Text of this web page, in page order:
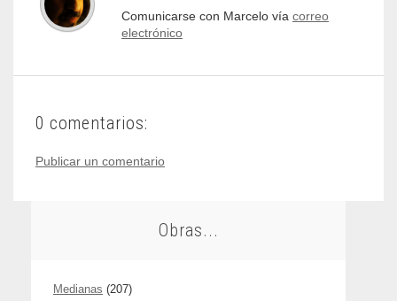
Comunicarse con Marcelo vía correo
electrónico
0 comentarios:
Publicar un comentario
Obras...
Medianas (207)